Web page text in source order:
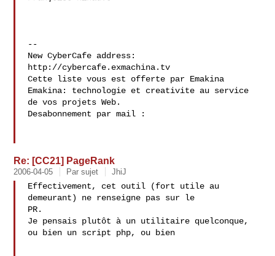
--
New CyberCafe address:
http://cybercafe.exmachina.tv
Cette liste vous est offerte par Emakina
Emakina: technologie et creativite au service
de vos projets Web.
Desabonnement par mail :
Re: [CC21] PageRank
2006-04-05 Par sujet JhiJ
Effectivement, cet outil (fort utile au
demeurant) ne renseigne pas sur le
PR.
Je pensais plutôt à un utilitaire quelconque,
ou bien un script php, ou bien